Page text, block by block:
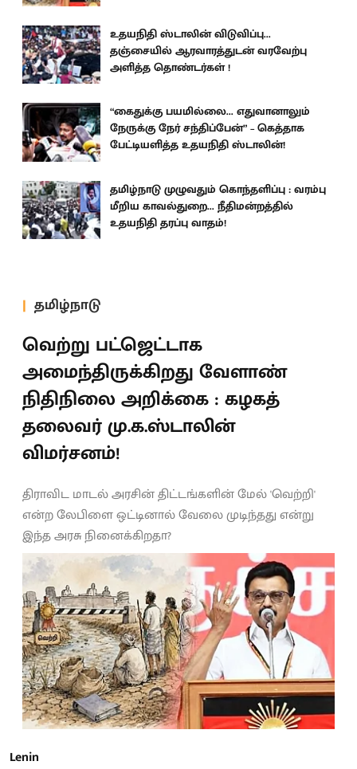
உதயநிதி ஸ்டாலின் விடுவிப்பு...
தஞ்சையில் ஆரவாரத்துடன் வரவேற்பு
அளித்த தொண்டர்கள் !
“கைதுக்கு பயமில்லை... எதுவானாலும்
நேருக்கு நேர் சந்திப்பேன்” – கெத்தாக
பேட்டியளித்த உதயநிதி ஸ்டாலின்!
தமிழ்நாடு முழுவதும் கொந்தளிப்பு : வரம்பு
மீறிய காவல்துறை... நீதிமன்றத்தில்
உதயநிதி தரப்பு வாதம்!
தமிழ்நாடு
வெற்று பட்ஜெட்டாக
அமைந்திருக்கிறது வேளாண்
நிதிநிலை அறிக்கை : கழகத்
தலைவர் மு.க.ஸ்டாலின்
விமர்சனம்!
திராவிட மாடல் அரசின் திட்டங்களின் மேல் 'வெற்றி'
என்ற லேபிளை ஒட்டினால் வேலை முடிந்தது என்று
இந்த அரசு நினைக்கிறதா?
Lenin